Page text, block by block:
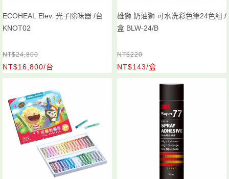
ECOHEAL Elev. 光子除味器 /台
KNOT02
NT$24,800
NT$16,800/台
雄獅 奶油獅 可水洗彩色筆24色組 /
盒 BLW-24/B
NT$220
NT$143/盒